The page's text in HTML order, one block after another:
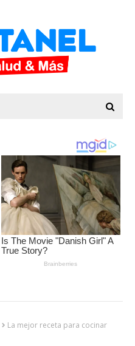
La mejor receta para cocinar